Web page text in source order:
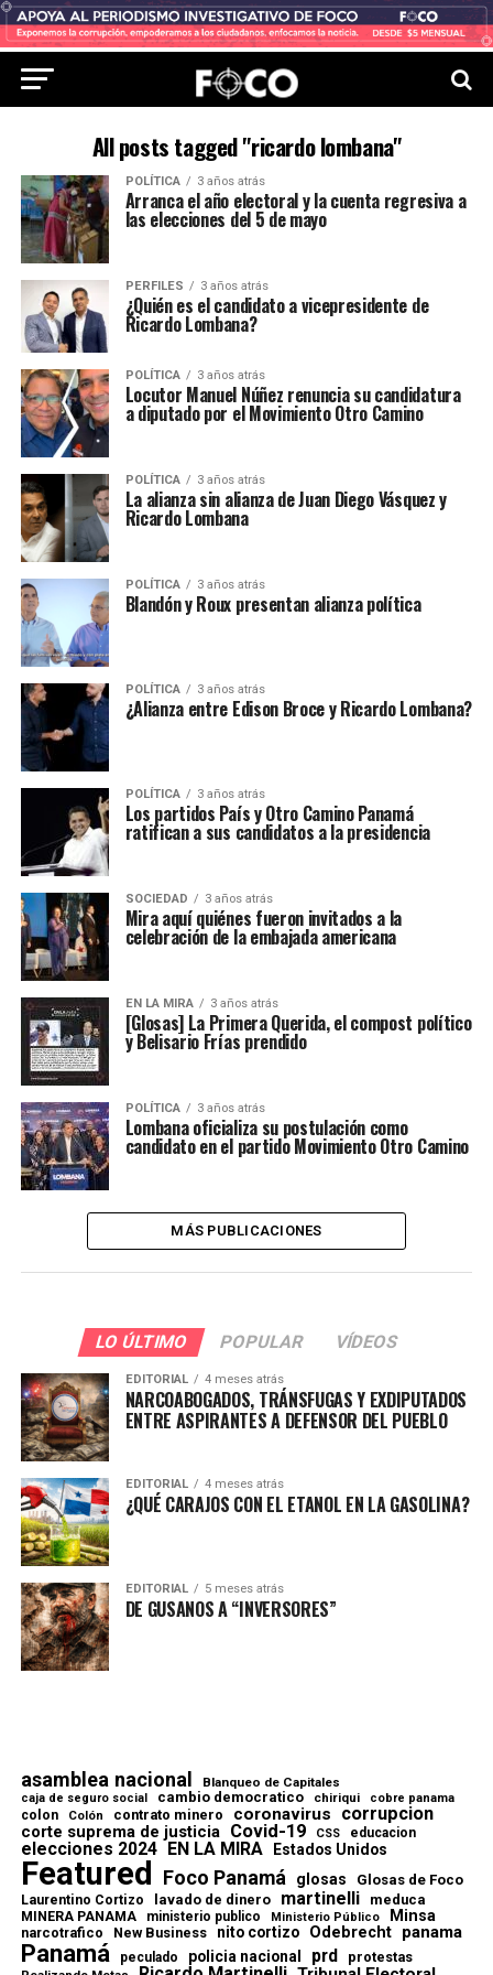
All posts tagged "ricardo lombana"
POLÍTICA 3 años atrás
Arranca el año electoral y la cuenta regresiva a
las elecciones del 5 de mayo
PERFILES 3 años atrás
¿Quién es el candidato a vicepresidente de
Ricardo Lombana?
POLÍTICA 3 años atrás
Locutor Manuel Núñez renuncia su candidatura
a diputado por el Movimiento Otro Camino
POLÍTICA 3 años atrás
La alianza sin alianza de Juan Diego Vásquez y
Ricardo Lombana
POLÍTICA 3 años atrás
Blandón y Roux presentan alianza política
POLÍTICA 3 años atrás
¿Alianza entre Edison Broce y Ricardo Lombana?
POLÍTICA 3 años atrás
Los partidos País y Otro Camino Panamá
ratifican a sus candidatos a la presidencia
SOCIEDAD 3 años atrás
Mira aquí quiénes fueron invitados a la
celebración de la embajada americana
EN LA MIRA 3 años atrás
[Glosas] La Primera Querida, el compost político
y Belisario Frías prendido
POLÍTICA 3 años atrás
Lombana oficializa su postulación como
candidato en el partido Movimiento Otro Camino
MÁS PUBLICACIONES
LO ÚLTIMO POPULAR VÍDEOS
EDITORIAL 4 meses atrás
NARCOABOGADOS, TRÁNSFUGAS Y EXDIPUTADOS
ENTRE ASPIRANTES A DEFENSOR DEL PUEBLO
EDITORIAL 4 meses atrás
¿QUÉ CARAJOS CON EL ETANOL EN LA GASOLINA?
EDITORIAL 5 meses atrás
DE GUSANOS A “INVERSORES”
asamblea nacional Blanqueo de Capitales
caja de seguro social cambio democratico chiriqui cobre panama
colon Colón contrato minero coronavirus corrupcion
corte suprema de justicia Covid-19 CSS educacion
elecciones 2024 EN LA MIRA Estados Unidos
Featured Foco Panamá glosas Glosas de Foco
Laurentino Cortizo lavado de dinero martinelli meduca
MINERA PANAMA ministerio publico Ministerio Público Minsa
narcotrafico New Business nito cortizo Odebrecht panama
Panamá peculado policia nacional prd protestas